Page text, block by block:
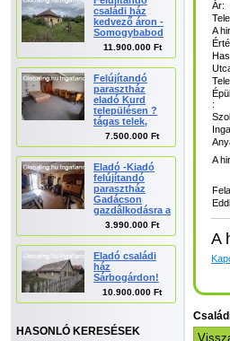
családi ház
kedvező áron -
Somogybabod
11.900.000 Ft
Felújítandó
parasztház
eladó Kurd
településen ?
tágas telek,
7.500.000 Ft
Eladó -Kiadó
felújítandó
parasztház
Gadácson
gazdâlkodásra a
3.990.000 Ft
Eladó családi
ház
Sárbogárdon!
10.900.000 Ft
HASONLÓ KERESÉSEK
Ár:
A
:
A
A